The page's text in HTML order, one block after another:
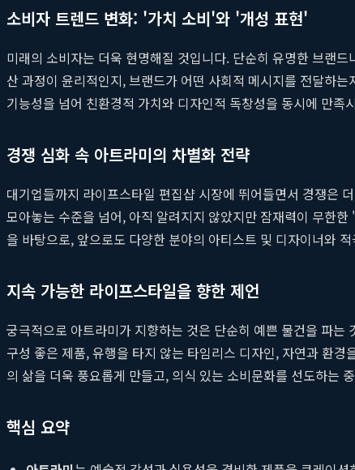
소비자 트렌드 변화: '가치 소비'와 '개성 표현'
미래의 소비자는 더욱 현명해질 것입니다. 단순히 유명한 브랜
산 과정이 윤리적인지, 브랜드가 어떤 사회적 메시지를 전달하
기능성을 넘어 친환경적 가치와 디자인적 독창성을 동시에 만
경쟁 심화 속 아트라미의 차별화 전략
대기업들까지 라이프스타일 편집샵 시장에 뛰어들면서 경쟁은
모아놓는 수준을 넘어, 아직 알려지지 않았지만 잠재력이 무한
을 바탕으로, 앞으로도 다양한 분야의 아티스트 및 디자이너와
지속 가능한 라이프스타일을 향한 제언
궁극적으로 아트라미가 지향하는 것은 단순히 예쁜 물건을 파
구성 좋은 제품, 유행을 타지 않는 타임리스 디자인, 자연과 환
의 삶을 더욱 풍요롭게 만들고, 의식 있는 소비문화를 선도하는
핵심 요약